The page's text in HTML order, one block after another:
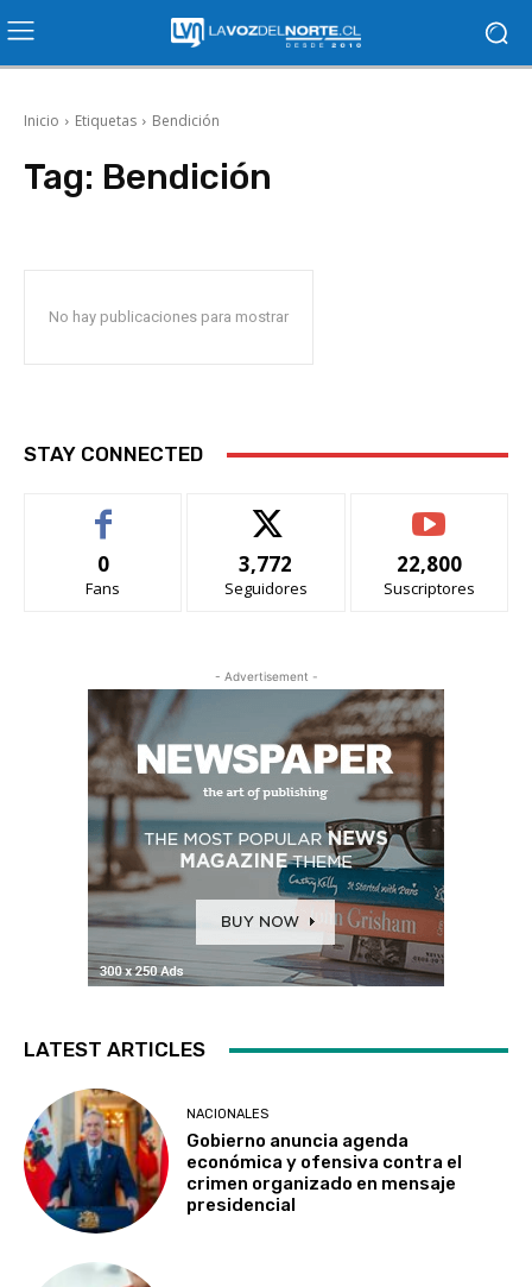
Inicio Etiquetas Bendición
Tag: Bendición
No hay publicaciones para mostrar
STAY CONNECTED
0
Fans
3,772
Seguidores
22,800
Suscriptores
- Advertisement -
LATEST ARTICLES
NACIONALES
Gobierno anuncia agenda
económica y ofensiva contra el
crimen organizado en mensaje
presidencial